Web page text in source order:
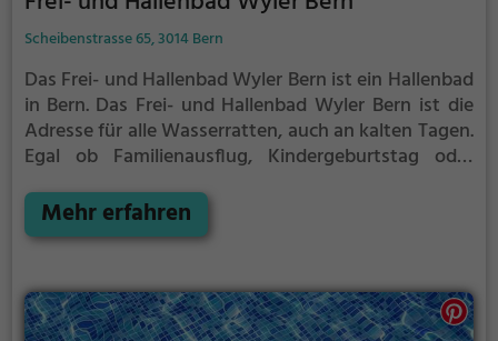
Scheibenstrasse 65, 3014 Bern
Das Frei- und Hallenbad Wyler Bern ist ein Hallenbad
in Bern. Das Frei- und Hallenbad Wyler Bern ist die
Adresse für alle Wasserratten, auch an kalten Tagen.
Egal ob Familienausflug, Kindergeburtstag oder
Wyler Bern kommt jeder auf seine Kosten.
Mehr erfahren